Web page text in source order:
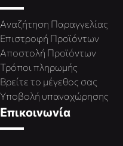
Αναζήτηση Παραγγελίας
Επιστροφή Προϊόντων
Αποστολή Προϊόντων
Τρόποι πληρωμής
Βρείτε το μέγεθος σας
Υποβολή υπαναχώρησης
Επικοινωνία